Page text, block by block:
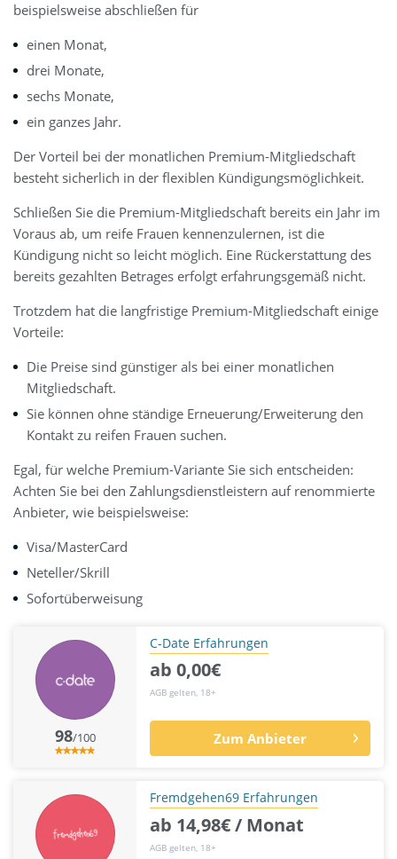
beispielsweise abschließen für
einen Monat,
drei Monate,
sechs Monate,
ein ganzes Jahr.
Der Vorteil bei der monatlichen Premium-Mitgliedschaft
besteht sicherlich in der flexiblen Kündigungsmöglichkeit.
Schließen Sie die Premium-Mitgliedschaft bereits ein Jahr im
Voraus ab, um reife Frauen kennenzulernen, ist die
Kündigung nicht so leicht möglich. Eine Rückerstattung des
bereits gezahlten Betrages erfolgt erfahrungsgemäß nicht.
Trotzdem hat die langfristige Premium-Mitgliedschaft einige
Vorteile:
Die Preise sind günstiger als bei einer monatlichen
Mitgliedschaft.
Sie können ohne ständige Erneuerung/Erweiterung den
Kontakt zu reifen Frauen suchen.
Egal, für welche Premium-Variante Sie sich entscheiden:
Achten Sie bei den Zahlungsdienstleistern auf renommierte
Anbieter, wie beispielsweise:
Visa/MasterCard
Neteller/Skrill
Sofortüberweisung
98/100
C-Date Erfahrungen
ab 0,00€
AGB gelten, 18+
Zum Anbieter
Fremdgehen69 Erfahrungen
ab 14,98€ / Monat
AGB gelten, 18+